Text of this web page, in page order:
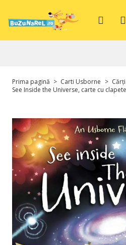
Prima pagină > Carti Usborne >
See Inside the Universe, carte cu